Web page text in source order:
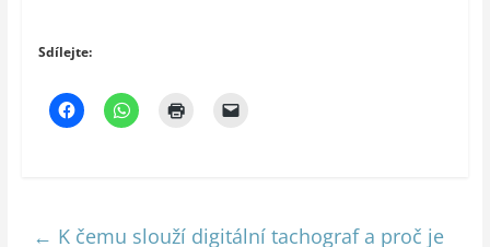
Sdílejte:
← K čemu slouží digitální tachograf a proč je